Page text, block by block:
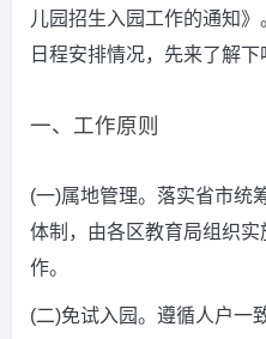
儿园招生入园工作的通知
日程安排情况，先来了解下
一、工作原则
(一)属地管理。落实省市统
体制，由各区教育局组织
作。
(二)免试入园。遵循人户一